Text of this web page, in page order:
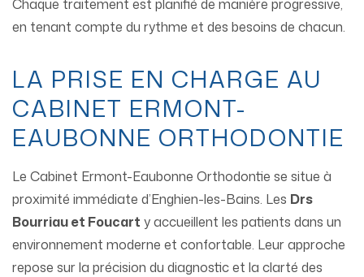
Chaque traitement est planifié de manière progressive,
en tenant compte du rythme et des besoins de chacun.
LA PRISE EN CHARGE AU
CABINET ERMONT-
EAUBONNE ORTHODONTIE
Le Cabinet Ermont-Eaubonne Orthodontie se situe à
proximité immédiate d’Enghien-les-Bains. Les Drs
Bourriau et Foucart y accueillent les patients dans un
environnement moderne et confortable. Leur approche
repose sur la précision du diagnostic et la clarté des